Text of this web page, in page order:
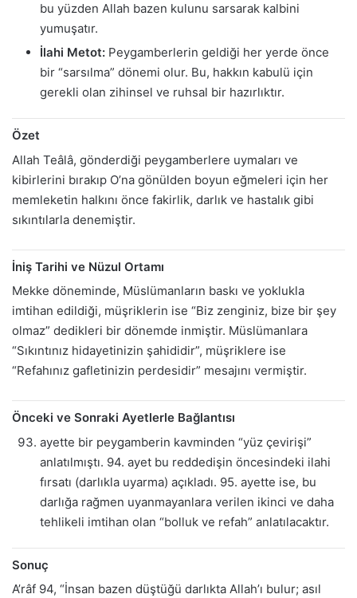
bu yüzden Allah bazen kulunu sarsarak kalbini
yumuşatır.
İlahi Metot: Peygamberlerin geldiği her yerde önce
bir “sarsılma” dönemi olur. Bu, hakkın kabulü için
gerekli olan zihinsel ve ruhsal bir hazırlıktır.
Özet
Allah Teâlâ, gönderdiği peygamberlere uymaları ve
kibirlerini bırakıp O’na gönülden boyun eğmeleri için her
memleketin halkını önce fakirlik, darlık ve hastalık gibi
sıkıntılarla denemiştir.
İniş Tarihi ve Nüzul Ortamı
Mekke döneminde, Müslümanların baskı ve yoklukla
imtihan edildiği, müşriklerin ise “Biz zenginiz, bize bir şey
olmaz” dedikleri bir dönemde inmiştir. Müslümanlara
“Sıkıntınız hidayetinizin şahididir”, müşriklere ise
“Refahınız gafletinizin perdesidir” mesajını vermiştir.
Önceki ve Sonraki Ayetlerle Bağlantısı
ayette bir peygamberin kavminden “yüz çevirişi”
anlatılmıştı. 94. ayet bu reddedişin öncesindeki ilahi
fırsatı (darlıkla uyarma) açıkladı. 95. ayette ise, bu
darlığa rağmen uyanmayanlara verilen ikinci ve daha
tehlikeli imtihan olan “bolluk ve refah” anlatılacaktır.
Sonuç
A’râf 94, “İnsan bazen düştüğü darlıkta Allah’ı bulur; asıl